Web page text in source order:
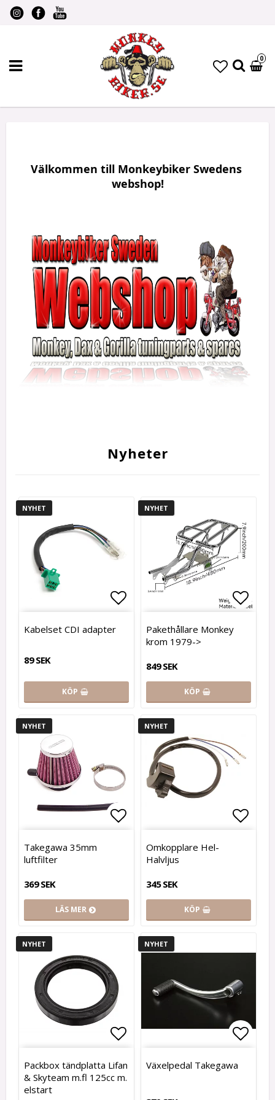
0
Välkommen till Monkeybiker Swedens
webshop!
Nyheter
NYHET
Lägg till i favoritlistan
Kabelset CDI adapter
89 SEK
KÖP
NYHET
Lägg
Pakethållare Monkey
krom 1979->
849 SEK
KÖP
NYHET
Lägg till i favoritlistan
Takegawa 35mm
luftfilter
369 SEK
LÄS MER
NYHET
Omkopplare Hel-
Halvljus
345 SEK
KÖP
NYHET
Lägg till i favoritlistan
Packbox tändplatta Lifan
& Skyteam m.fl 125cc m.
elstart
NYHET
Lägg
Växelpedal Takegawa